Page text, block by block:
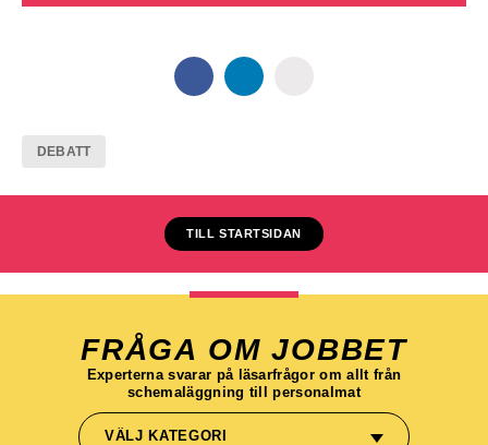
DEBATT
TILL STARTSIDAN
FRÅGA OM JOBBET
Experterna svarar på läsarfrågor om allt från
schemaläggning till personalmat
VÄLJ KATEGORI